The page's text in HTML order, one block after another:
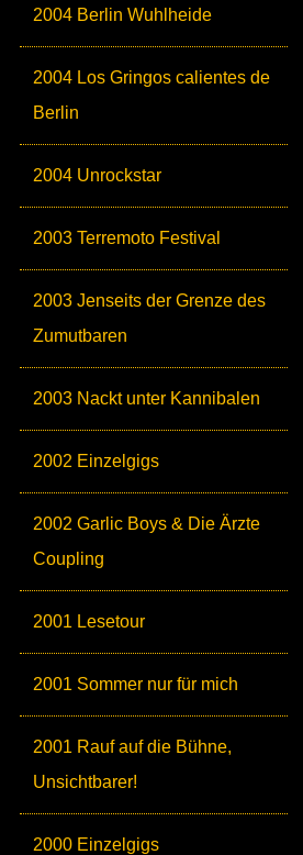
2004 Berlin Wuhlheide
2004 Los Gringos calientes de
Berlin
2004 Unrockstar
2003 Terremoto Festival
2003 Jenseits der Grenze des
Zumutbaren
2003 Nackt unter Kannibalen
2002 Einzelgigs
2002 Garlic Boys & Die Ärzte
Coupling
2001 Lesetour
2001 Sommer nur für mich
2001 Rauf auf die Bühne,
Unsichtbarer!
2000 Einzelgigs